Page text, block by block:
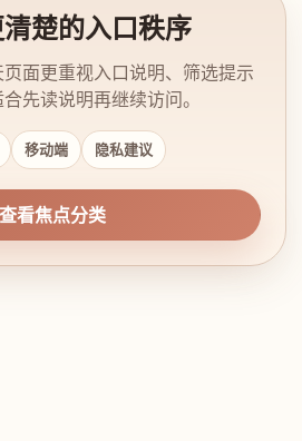
楚的入口秩序
面更重视入口说明、筛选提示
先读说明再继续访问。
移动端 隐私建议
查看焦点分类